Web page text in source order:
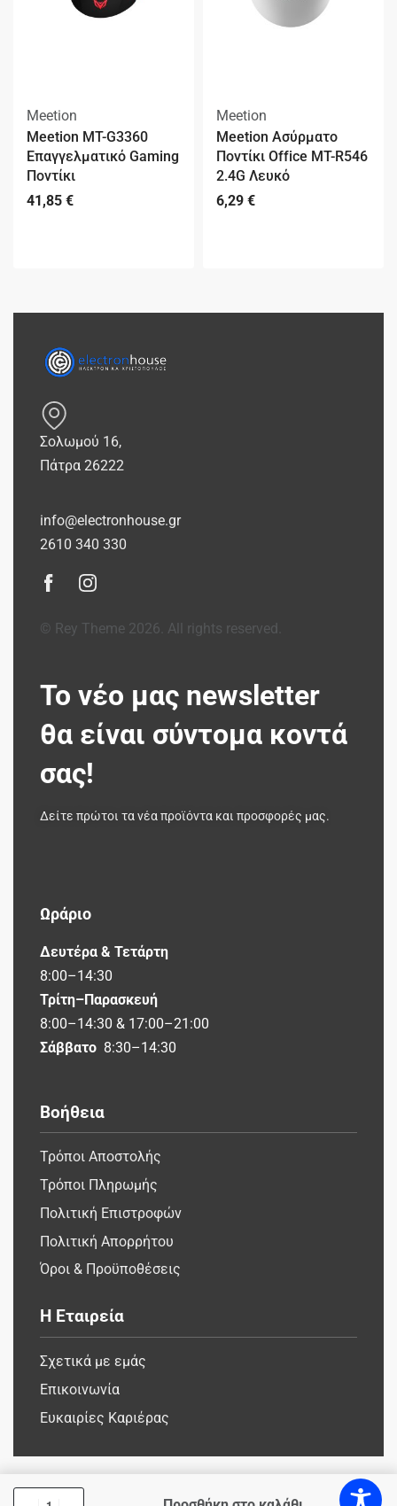
Meetion
Meetion MT-G3360
Επαγγελματικό Gaming
Ποντίκι
41,85 €
Meetion
Meetion Ασύρματο
Ποντίκι Office MT-R546
2.4G Λευκό
6,29 €
Σολωμού 16,
Πάτρα 26222
info@electronhouse.gr
2610 340 330
© Rey Theme 2026. All rights reserved.
Το νέο μας newsletter
θα είναι σύντομα κοντά
σας!
Δείτε πρώτοι τα νέα προϊόντα και προσφορές μας.
Ωράριο
Δευτέρα & Τετάρτη
8:00–14:30
Τρίτη–Παρασκευή
8:00–14:30 & 17:00–21:00
Σάββατο 8:30–14:30
Βοήθεια
Τρόποι Αποστολής
Τρόποι Πληρωμής
Πολιτική Επιστροφών
Πολιτική Απορρήτου
Όροι & Προϋποθέσεις
Η Εταιρεία
Σχετικά με εμάς
Επικοινωνία
Ευκαιρίες Καριέρας